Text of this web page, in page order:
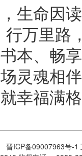
生命因
万里路
本、畅
灵魂相
幸福满
晋ICP备09007963号-1